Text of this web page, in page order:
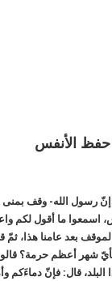
حفظ الأنفس
رسول الله- وقف
اسمعوا ما أقول لكم
بعد عامنا هذا،
فأيّ شهر أعظم حرمة؟
قال: فإنّ دماءَكم